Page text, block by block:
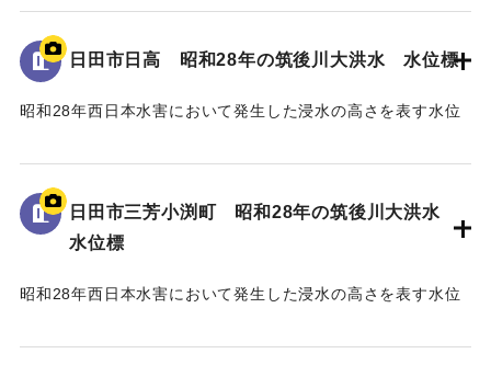
地面から2mの位置に水位が示されている。
｜固有コード: 005430108
日田市日高 昭和28年の筑後川大洪水 水位標
昭和28年西日本水害において発生した浸水の高さを表す水位
地面から25cmの位置に水位が示されており、「T.P
96.34m」と記されている。
｜固有コード:005430107
日田市三芳小渕町 昭和28年の筑後川大洪水
水位標
昭和28年西日本水害において発生した浸水の高さを表す水位
地面から75cmの位置に水位が示されており、「T.P